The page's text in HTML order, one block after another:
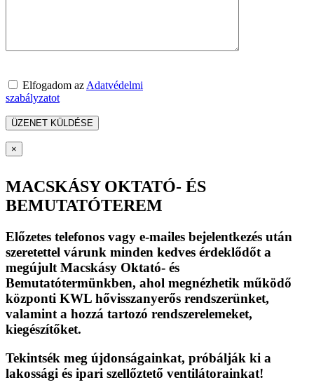
Elfogadom az Adatvédelmi
szabályzatot
×
MACSKÁSY OKTATÓ- ÉS
BEMUTATÓTEREM
Előzetes telefonos vagy e-mailes bejelentkezés után
szeretettel várunk minden kedves érdeklődőt a
megújult Macskásy Oktató- és
Bemutatótermünkben, ahol megnézhetik működő
központi KWL hővisszanyerős rendszerünket,
valamint a hozzá tartozó rendszerelemeket,
kiegészítőket.
Tekintsék meg újdonságainkat, próbálják ki a
lakossági és ipari szellőztető ventilátorainkat!